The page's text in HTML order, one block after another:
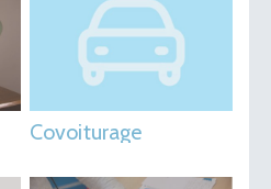
Covoiturage